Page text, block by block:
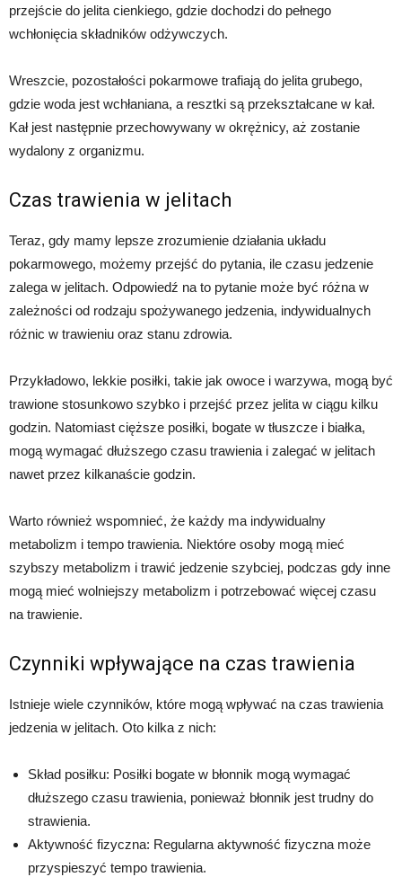
przejście do jelita cienkiego, gdzie dochodzi do pełnego
wchłonięcia składników odżywczych.
Wreszcie, pozostałości pokarmowe trafiają do jelita grubego,
gdzie woda jest wchłaniana, a resztki są przekształcane w kał.
Kał jest następnie przechowywany w okrężnicy, aż zostanie
wydalony z organizmu.
Czas trawienia w jelitach
Teraz, gdy mamy lepsze zrozumienie działania układu
pokarmowego, możemy przejść do pytania, ile czasu jedzenie
zalega w jelitach. Odpowiedź na to pytanie może być różna w
zależności od rodzaju spożywanego jedzenia, indywidualnych
różnic w trawieniu oraz stanu zdrowia.
Przykładowo, lekkie posiłki, takie jak owoce i warzywa, mogą być
trawione stosunkowo szybko i przejść przez jelita w ciągu kilku
godzin. Natomiast cięższe posiłki, bogate w tłuszcze i białka,
mogą wymagać dłuższego czasu trawienia i zalegać w jelitach
nawet przez kilkanaście godzin.
Warto również wspomnieć, że każdy ma indywidualny
metabolizm i tempo trawienia. Niektóre osoby mogą mieć
szybszy metabolizm i trawić jedzenie szybciej, podczas gdy inne
mogą mieć wolniejszy metabolizm i potrzebować więcej czasu
na trawienie.
Czynniki wpływające na czas trawienia
Istnieje wiele czynników, które mogą wpływać na czas trawienia
jedzenia w jelitach. Oto kilka z nich:
Skład posiłku: Posiłki bogate w błonnik mogą wymagać
dłuższego czasu trawienia, ponieważ błonnik jest trudny do
strawienia.
Aktywność fizyczna: Regularna aktywność fizyczna może
przyspieszyć tempo trawienia.